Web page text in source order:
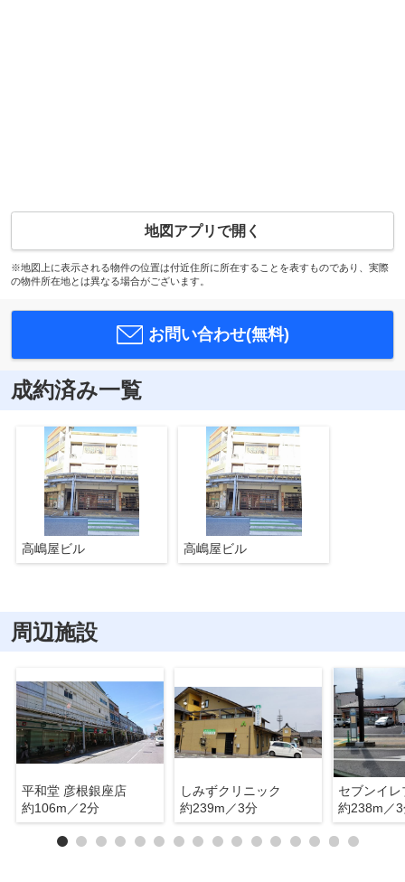
地図アプリで開く
※地図上に表示される物件の位置は付近住所に所在することを表すものであり、実際
の物件所在地とは異なる場合がございます。
お問い合わせ(無料)
成約済み一覧
高嶋屋ビル 高嶋屋ビル
周辺施設
平和堂 彦根銀座店
約106m／2分
しみずクリニック
約239m／3分
約238m／